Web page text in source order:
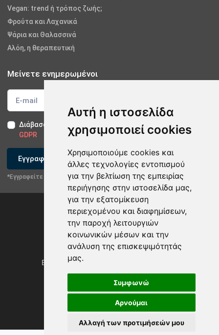
Αυτή η ιστοσελίδα
χρησιμοποιεί cookies
Χρησιμοποιούμε cookies και
άλλες τεχνολογίες εντοπισμού
για την βελτίωση της εμπειρίας
περιήγησης στην ιστοσελίδα μας,
για την εξατομίκευση
περιεχομένου και διαφημίσεων,
την παροχή λειτουργιών
κοινωνικών μέσων και την
ανάλυση της επισκεψιμότητάς
μας.
Συμφωνώ
Αρνούμαι
Αλλαγή των προτιμήσεών μου
Vegan: trend ή τρόπος ζωής;
Φρούτα και Λαχανικά
Ψάρια και Θαλασσινά
Αλόη, η θεραπευτική
Μείνετε ενημερωμένοι
Διάβασα και αποδέχομαι τους Όρους Χρήσης -
Δήλωση
GDPR
Εγγραφείτε
*Εγγραφείτε στο newsletter μας
Privacy Policy & GDPR
Ενημέρωση προτιμήσεων των cookies
Powered byrmi.gr